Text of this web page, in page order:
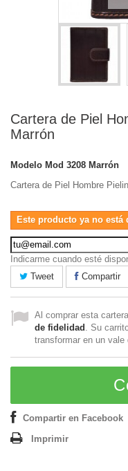
Cartera de Piel
Marrón
Modelo Mod 3208 Marrón
Cartera de Piel Hombre
Este producto ya no está
Indicarme cuando esté
Tweet
Compartir
Al comprar esta
de fidelidad . Su
transformar en un vale
Compartir en Facebook
Imprimir